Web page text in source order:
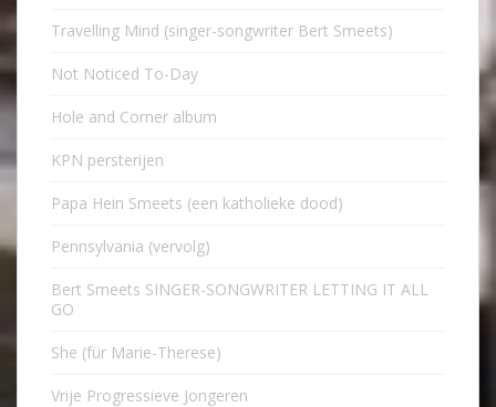
Travelling Mind (singer-songwriter Bert Smeets)
Not Noticed To-Day
Hole and Corner album
KPN persterijen
Papa Hein Smeets (een katholieke dood)
Pennsylvania (vervolg)
Bert Smeets SINGER-SONGWRITER LETTING IT ALL
GO
She (für Marie-Therese)
Vrije Progressieve Jongeren